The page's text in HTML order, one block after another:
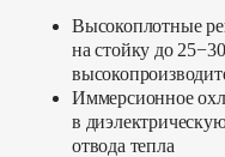
Высокоплотные
на стойку до
Иммерсионное
в
отвода тепла